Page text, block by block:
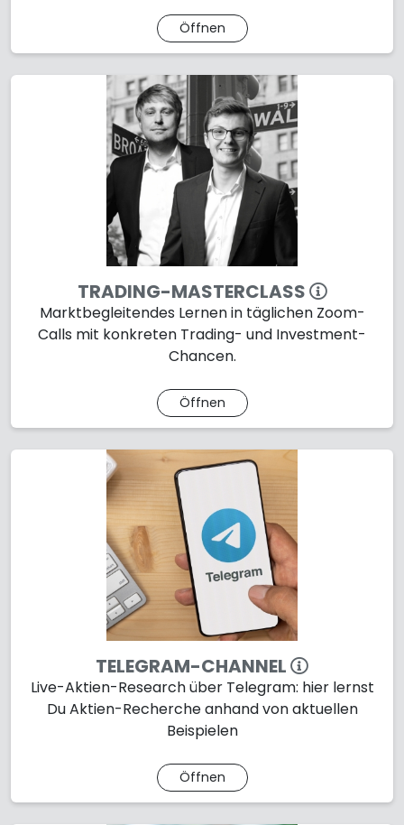
Öffnen
TRADING-MASTERCLASS
Marktbegleitendes Lernen in täglichen Zoom-
Calls mit konkreten Trading- und Investment-
Chancen.
Öffnen
TELEGRAM-CHANNEL
Live-Aktien-Research über Telegram: hier lernst
Du Aktien-Recherche anhand von aktuellen
Beispielen
Öffnen